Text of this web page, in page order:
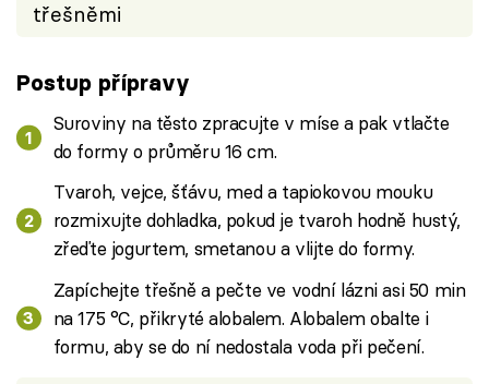
třešněmi
Postup přípravy
Suroviny na těsto zpracujte v míse a pak vtlačte
do formy o průměru 16 cm.
Tvaroh, vejce, šťávu, med a tapiokovou mouku
rozmixujte dohladka, pokud je tvaroh hodně hustý,
zřeďte jogurtem, smetanou a vlijte do formy.
Zapíchejte třešně a pečte ve vodní lázni asi 50 min
na 175 °C, přikryté alobalem. Alobalem obalte i
formu, aby se do ní nedostala voda při pečení.